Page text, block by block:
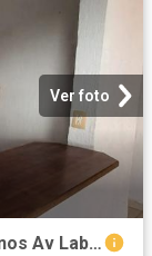
Ver foto
Departamento en Renta en Torremolinos Av Labn? Supermanzana 18